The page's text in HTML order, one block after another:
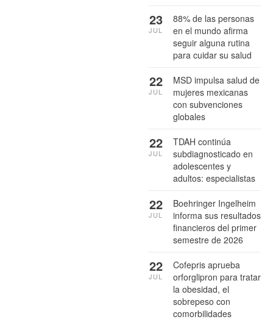
88% de las personas
en el mundo afirma
seguir alguna rutina
para cuidar su salud
23
JUL
MSD impulsa salud de
mujeres mexicanas
con subvenciones
globales
22
JUL
TDAH continúa
subdiagnosticado en
adolescentes y
adultos: especialistas
22
JUL
Boehringer Ingelheim
informa sus resultados
financieros del primer
semestre de 2026
22
JUL
Cofepris aprueba
orforglipron para tratar
la obesidad, el
sobrepeso con
comorbilidades
22
JUL